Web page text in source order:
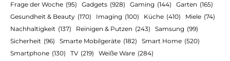
Frage der Woche (95) Gadgets (928) Gaming (144) Garten (165)
Gesundheit & Beauty (170) Imaging (100) Küche (410) Miele (74)
Nachhaltigkeit (137) Reinigen & Putzen (243) Samsung (99)
Sicherheit (96) Smarte Mobilgeräte (182) Smart Home (520)
Smartphone (130) TV (219) Weiße Ware (284)